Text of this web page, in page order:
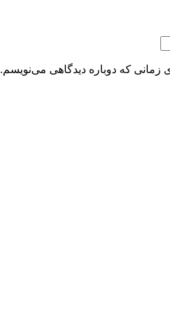
زمانی که دوباره دیدگاهی می‌نویسم.